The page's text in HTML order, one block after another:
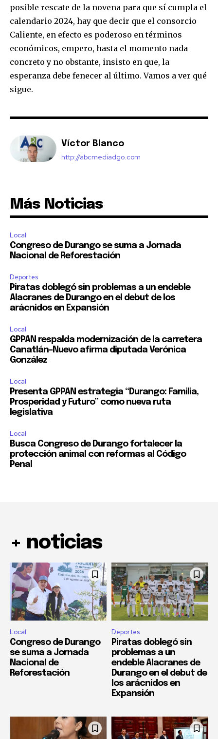
posible rescate de la novena para que sí cumpla el
calendario 2024, hay que decir que el consorcio
Caliente, en efecto es poderoso en términos
económicos, empero, hasta el momento nada
concreto y no obstante, insisto en que, la
esperanza debe fenecer al último. Vamos a ver qué
sigue.
Víctor Blanco
http://abcmediadgo.com
Más Noticias
Local
Congreso de Durango se suma a Jornada
Nacional de Reforestación
Deportes
Piratas doblegó sin problemas a un endeble
Alacranes de Durango en el debut de los
arácnidos en Expansión
Local
GPPAN respalda modernización de la carretera
Canatlán–Nuevo afirma diputada Verónica
González
Local
Presenta GPPAN estrategia “Durango: Familia,
Prosperidad y Futuro” como nueva ruta
legislativa
Local
Busca Congreso de Durango fortalecer la
protección animal con reformas al Código
Penal
+ noticias
Local
Congreso de Durango
se suma a Jornada
Nacional de
Reforestación
Deportes
Piratas doblegó sin
problemas a un
endeble Alacranes de
Durango en el debut de
los arácnidos en
Expansión